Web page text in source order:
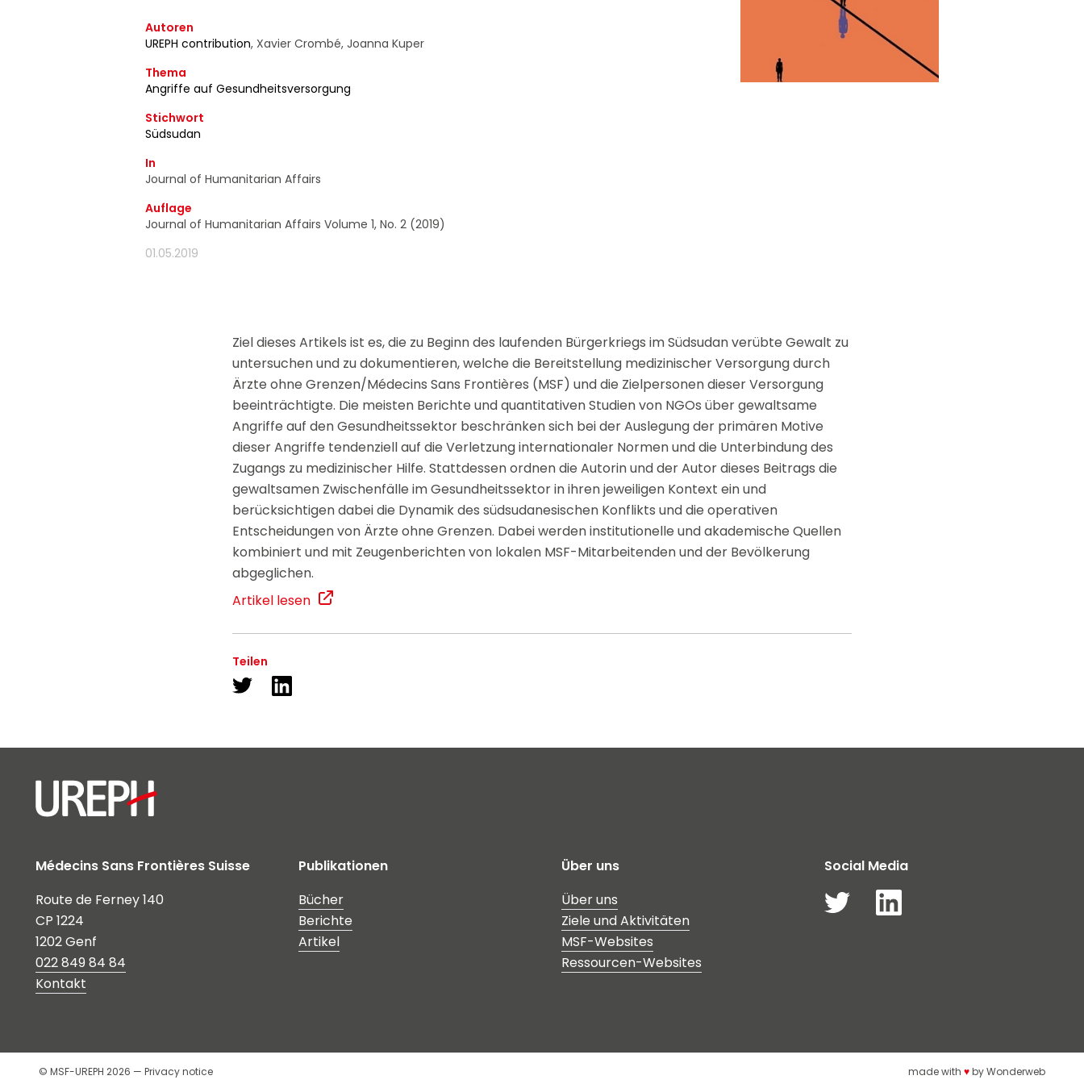
Autoren
UREPH contribution, Xavier Crombé, Joanna Kuper
Thema
Angriffe auf Gesundheitsversorgung
Stichwort
Südsudan
In
Journal of Humanitarian Affairs
Auflage
Journal of Humanitarian Affairs Volume 1, No. 2 (2019)
01.05.2019
Ziel dieses Artikels ist es, die zu Beginn des laufenden Bürgerkriegs im Südsudan verübte Gewalt zu
untersuchen und zu dokumentieren, welche die Bereitstellung medizinischer Versorgung durch
Ärzte ohne Grenzen/Médecins Sans Frontières (MSF) und die Zielpersonen dieser Versorgung
beeinträchtigte. Die meisten Berichte und quantitativen Studien von NGOs über gewaltsame
Angriffe auf den Gesundheitssektor beschränken sich bei der Auslegung der primären Motive
dieser Angriffe tendenziell auf die Verletzung internationaler Normen und die Unterbindung des
Zugangs zu medizinischer Hilfe. Stattdessen ordnen die Autorin und der Autor dieses Beitrags die
gewaltsamen Zwischenfälle im Gesundheitssektor in ihren jeweiligen Kontext ein und
berücksichtigen dabei die Dynamik des südsudanesischen Konflikts und die operativen
Entscheidungen von Ärzte ohne Grenzen. Dabei werden institutionelle und akademische Quellen
kombiniert und mit Zeugenberichten von lokalen MSF-Mitarbeitenden und der Bevölkerung
abgeglichen.
Artikel lesen
Teilen
Médecins Sans Frontières Suisse
Route de Ferney 140
CP 1224
1202 Genf
022 849 84 84
Kontakt
Publikationen
Bücher
Berichte
Artikel
Über uns
Über uns
Ziele und Aktivitäten
MSF-Websites
Ressourcen-Websites
Social Media
© MSF-UREPH 2026 — Privacy notice made with ♥byWonderweb
moment utiliser le lien de désabonnement intégré dans chacun de nos mails.